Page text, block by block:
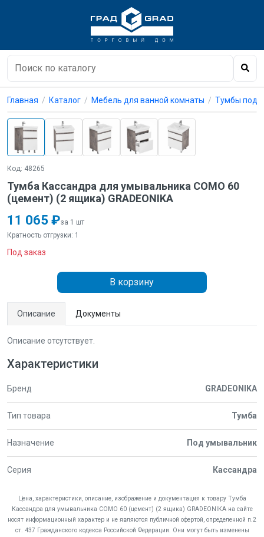
Главная Каталог Мебель для ванной комнаты Тумбы под
Код: 48265
Тумба Кассандра для умывальника COMO 60
(цемент) (2 ящика) GRADEONIKA
11 065 ₽за 1 шт
Кратность отгрузки: 1
Под заказ
В корзину
Описание Документы
Описание отсутствует.
Характеристики
Бренд GRADEONIKA
Тип товара Тумба
Назначение Под умывальник
Серия Кассандра
Цена, характеристики, описание, изображение и документация к товару Тумба
Кассандра для умывальника COMO 60 (цемент) (2 ящика) GRADEONIKA на сайте
носят информационный характер и не являются публичной офертой, определенной п.2
ст. 437 Гражданского кодекса Российской Федерации. Они могут быть изменены